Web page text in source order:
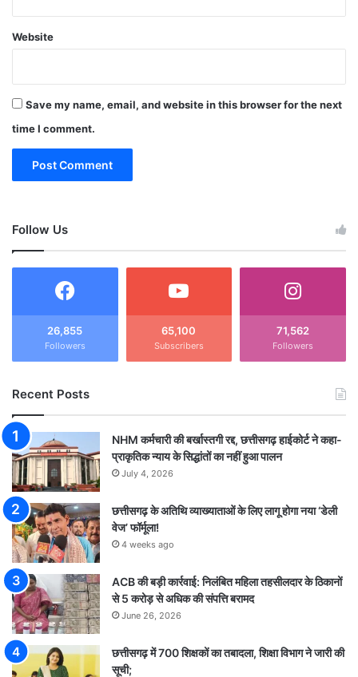
Website
Save my name, email, and website in this browser for the next
time I comment.
Follow Us
26,855
Followers
65,100
Subscribers
71,562
Followers
Recent Posts
NHM कर्मचारी की बर्खास्तगी रद्द, छत्तीसगढ़ हाईकोर्ट ने कहा-
प्राकृतिक न्याय के सिद्धांतों का नहीं हुआ पालन
July 4, 2026
छत्तीसगढ़ के अतिथि व्याख्याताओं के लिए लागू होगा नया ‘डेली
वेज’ फॉर्मूला!
4 weeks ago
ACB की बड़ी कार्रवाई: निलंबित महिला तहसीलदार के ठिकानों
से 5 करोड़ से अधिक की संपत्ति बरामद
June 26, 2026
छत्तीसगढ़ में 700 शिक्षकों का तबादला, शिक्षा विभाग ने जारी की
सूची;